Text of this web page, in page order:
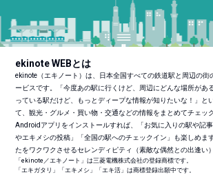
ekinote WEBとは
ekinote（エキノート）は、日本全国すべての鉄道駅と周辺の街
ービスです。「今度あの駅に行くけど、周辺にどんな場所があ
っている駅だけど、もっとディープな情報が知りたいな！」と
て、観光・グルメ・買い物・交通などの情報をまとめてチェッ
Androidアプリをインストールすれば、「お気に入りの駅や記
やエキメシの投稿」「全国の駅へのチェックイン」も楽しめま
たをワクワクさせるセレンディピティ（素敵な偶然との出逢い
「ekinote／エキノート」は三菱電機株式会社の登録商標です。
「エキガタリ」「エキメシ」「エキ活」は商標登録出願中です。